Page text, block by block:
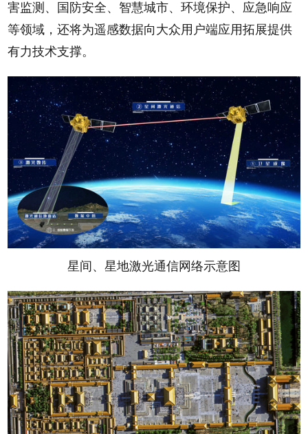
害监测、国防安全、智慧城市、环境保护、应急响应
等领域，还将为遥感数据向大众用户端应用拓展提供
有力技术支撑。
星间、星地激光通信网络示意图